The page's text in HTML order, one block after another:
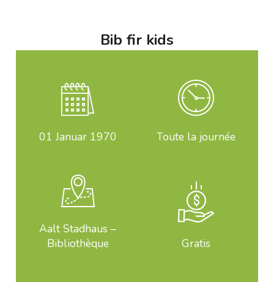
Bib fir kids
01 Januar 1970 Toute la journée
Aalt Stadhaus –
Bibliothèque
Gratis